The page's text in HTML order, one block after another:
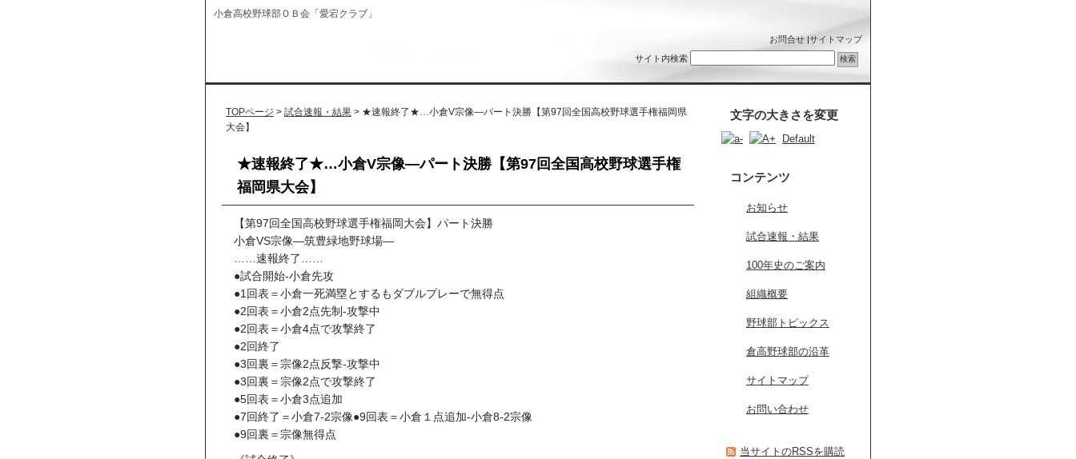
小倉高校野球部ＯＢ会「愛宕クラブ」
お問合せ |サイトマップ
サイト内検索
TOPページ > 試合速報・結果 > ★速報終了★…小倉V宗像―パート決勝【第97回全国高校野球選手権福岡県
大会】
★速報終了★…小倉V宗像―パート決勝【第97回全国高校野球選手権
福岡県大会】
【第97回全国高校野球選手権福岡大会】パート決勝
小倉VS宗像―筑豊緑地野球場―
……速報終了……
●試合開始‐小倉先攻
●1回表＝小倉一死満塁とするもダブルプレーで無得点
●2回表＝小倉2点先制‐攻撃中
●2回表＝小倉4点で攻撃終了
●2回終了
●3回裏＝宗像2点反撃‐攻撃中
●3回裏＝宗像2点で攻撃終了
●5回表＝小倉3点追加
●7回終了＝小倉7‐2宗像●9回表＝小倉１点追加‐小倉8‐2宗像
●9回裏＝宗像無得点
文字の大きさを変更
Default
コンテンツ
お知らせ
試合速報・結果
100年史のご案内
組織概要
野球部トピックス
倉高野球部の沿革
サイトマップ
お問い合わせ
当サイトのRSSを購読